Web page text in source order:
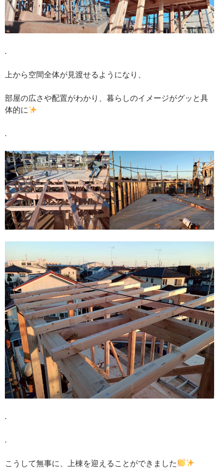
.
上から空間全体が見渡せるようになり、
部屋の広さや配置がわかり、暮らしのイメージがグッと具
体的に
.
こうして無事に、上棟を迎えることができました